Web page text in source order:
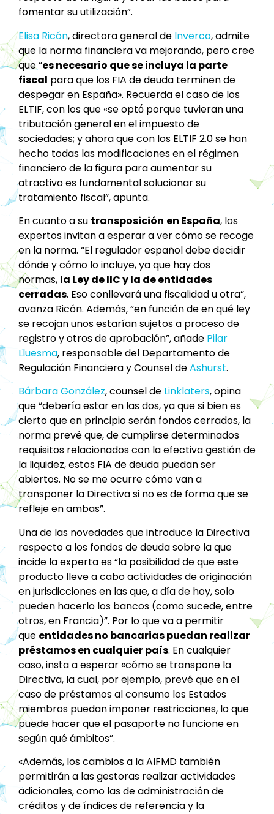
fomentar su utilización”.
Elisa Ricón, directora general de Inverco, admite
que la norma financiera va mejorando, pero cree
que “es necesario que se incluya la parte
fiscal para que los FIA de deuda terminen de
despegar en España». Recuerda el caso de los
ELTIF, con los que «se optó́ porque tuvieran una
tributación general en el impuesto de
sociedades; y ahora que con los ELTIF 2.0 se han
hecho todas las modificaciones en el régimen
financiero de la figura para aumentar su
atractivo es fundamental solucionar su
tratamiento fiscal”, apunta.
En cuanto a su transposición en España, los
expertos invitan a esperar a ver cómo se recoge
en la norma. “El regulador español debe decidir
dónde y cómo lo incluye, ya que hay dos
normas, la Ley de IIC y la de entidades
cerradas. Eso conllevará una fiscalidad u otra”,
avanza Ricón. Además, “en función de en qué ley
se recojan unos estarían sujetos a proceso de
registro y otros de aprobación”, añade Pilar
Lluesma, responsable del Departamento de
Regulación Financiera y Counsel deAshurst.
Bárbara González, counsel de Linklaters, opina
que “debería estar en las dos, ya que si bien es
cierto que en principio serán fondos cerrados, la
norma prevé que, de cumplirse determinados
requisitos relacionados con la efectiva gestión de
la liquidez, estos FIA de deuda puedan ser
abiertos. No se me ocurre cómo van a
transponer la Directiva si no es de forma que se
refleje en ambas”.
Una de las novedades que introduce la Directiva
respecto a los fondos de deuda sobre la que
incide la experta es “la posibilidad de que este
producto lleve a cabo actividades de originación
en jurisdicciones en las que, a día de hoy, solo
pueden hacerlo los bancos (como sucede, entre
otros, en Francia)”. Por lo que va a permitir
que entidades no bancarias puedan realizar
préstamos en cualquier país. En cualquier
caso, insta a esperar «cómo se transpone la
Directiva, la cual, por ejemplo, prevé que en el
caso de préstamos al consumo los Estados
miembros puedan imponer restricciones, lo que
puede hacer que el pasaporte no funcione en
según qué ámbitos”.
«Además, los cambios a la AIFMD también
permitirán a las gestoras realizar actividades
adicionales, como las de administración de
créditos y de índices de referencia y la